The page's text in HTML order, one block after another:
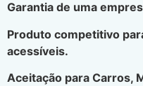
Garantia de uma
Produto competitivo
acessíveis.
Aceitação para Carros,